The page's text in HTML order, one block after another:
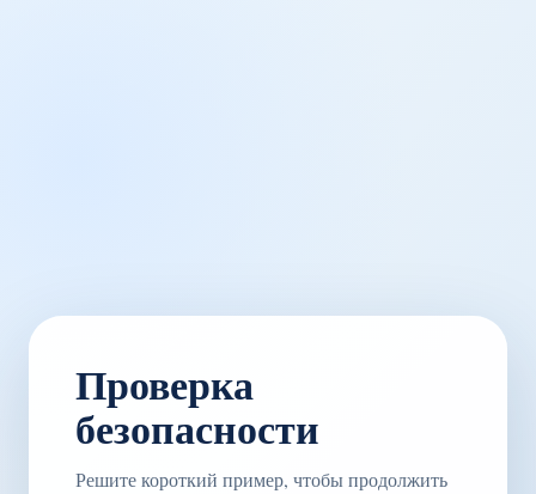
Проверка
безопасности
Решите короткий пример, чтобы продолжить